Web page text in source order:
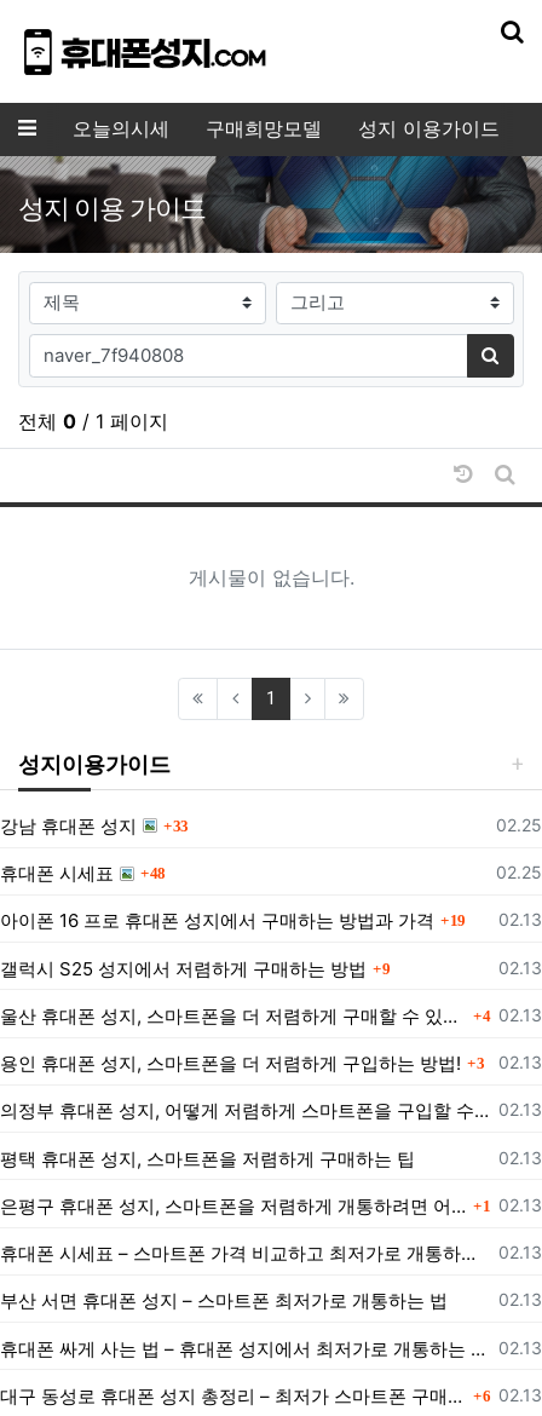
메뉴 오늘의시세 구매희망모델 성지 이용가이드
성지 이용 가이드
검색대상
검색어
검색
전체 0 / 1 페이지
날짜순
게
게시물이 없습니다.
1 (current)
성지이용가이드
등록
02.25
강남 휴대폰 성지 33
등록
02.25
휴대폰 시세표 48
등록
02.13
아이폰 16 프로 휴대폰 성지에서 구매하는 방법과 가격 19
등록
02.13
갤럭시 S25 성지에서 저렴하게 구매하는 방법 9
등록
02.13
울산 휴대폰 성지, 스마트폰을 더 저렴하게 구매할 수 있는 방법은? 댓글
4
등록
02.13
용인 휴대폰 성지, 스마트폰을 더 저렴하게 구입하는 방법! 댓글
3
등록
02.13
의정부 휴대폰 성지, 어떻게 저렴하게 스마트폰을 구입할 수 있을까?
등록
02.13
평택 휴대폰 성지, 스마트폰을 저렴하게 구매하는 팁
등록
02.13
은평구 휴대폰 성지, 스마트폰을 저렴하게 개통하려면 어떻게 해야 할까? 댓글
1
등록
02.13
휴대폰 시세표 – 스마트폰 가격 비교하고 최저가로 개통하는 법
등록
02.13
부산 서면 휴대폰 성지 – 스마트폰 최저가로 개통하는 법
등록
02.13
휴대폰 싸게 사는 법 – 휴대폰 성지에서 최저가로 개통하는 노하우
등록
02.13
대구 동성로 휴대폰 성지 총정리 – 최저가 스마트폰 구매 가이드 댓글
6